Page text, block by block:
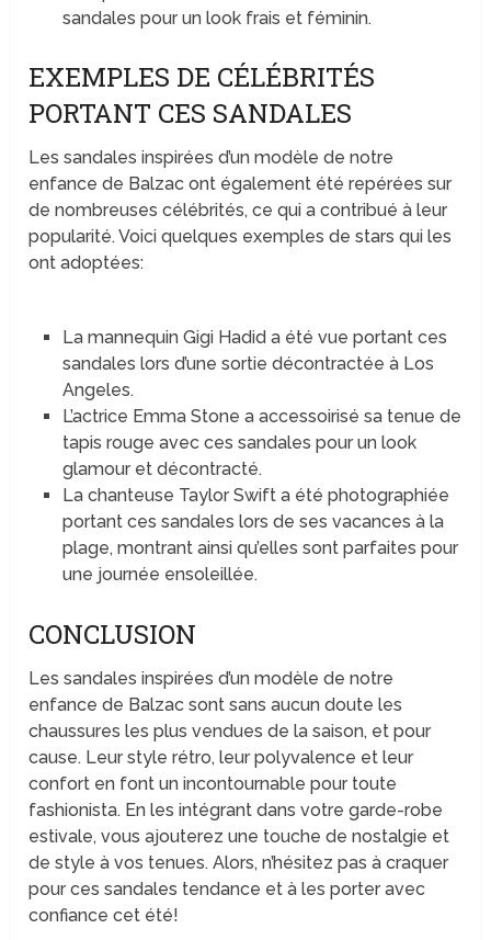
sandales pour un look frais et féminin.
EXEMPLES DE CÉLÉBRITÉS
PORTANT CES SANDALES
Les sandales inspirées d’un modèle de notre
enfance de Balzac ont également été repérées sur
de nombreuses célébrités, ce qui a contribué à leur
popularité. Voici quelques exemples de stars qui les
ont adoptées:
La mannequin Gigi Hadid a été vue portant ces
sandales lors d’une sortie décontractée à Los
Angeles.
L’actrice Emma Stone a accessoirisé sa tenue de
tapis rouge avec ces sandales pour un look
glamour et décontracté.
La chanteuse Taylor Swift a été photographiée
portant ces sandales lors de ses vacances à la
plage, montrant ainsi qu’elles sont parfaites pour
une journée ensoleillée.
CONCLUSION
Les sandales inspirées d’un modèle de notre
enfance de Balzac sont sans aucun doute les
chaussures les plus vendues de la saison, et pour
cause. Leur style rétro, leur polyvalence et leur
confort en font un incontournable pour toute
fashionista. En les intégrant dans votre garde-robe
estivale, vous ajouterez une touche de nostalgie et
de style à vos tenues. Alors, n’hésitez pas à craquer
pour ces sandales tendance et à les porter avec
confiance cet été!